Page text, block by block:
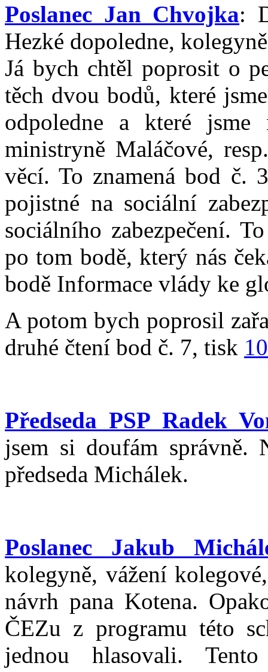
Poslanec Jan Chvojka:
Hezké dopoledne,
Já bych chtěl poprosit o
těch dvou bodů, které
odpoledne a které
ministryně Maláčové,
věcí. To znamená bod
pojistné na sociální
sociálního zabezpečení.
po tom bodě, který nás
bodě Informace vlády ke
A potom bych poprosil
druhé čtení bod č. 7, tisk
Předseda PSP Radek
jsem si doufám správně.
předseda Michálek.
Poslanec Jakub
kolegyně, vážení
návrh pana Kotena.
ČEZu z programu této
jednou hlasovali.